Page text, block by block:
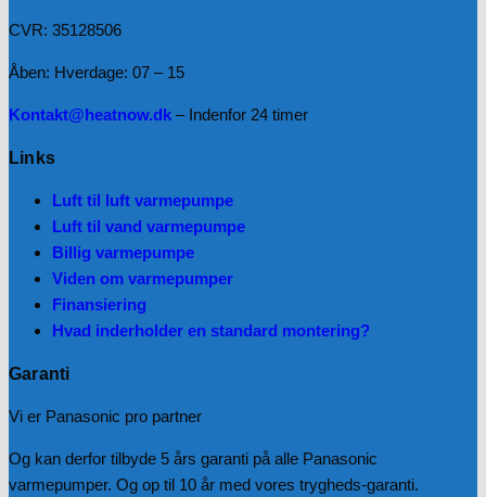
CVR: 35128506
Åben: Hverdage: 07 – 15
Kontakt@heatnow.dk – Indenfor 24 timer
Links
Luft til luft varmepumpe
Luft til vand varmepumpe
Billig varmepumpe
Viden om varmepumper
Finansiering
Hvad inderholder en standard montering?
Garanti
Vi er Panasonic pro partner
Og kan derfor tilbyde 5 års garanti på alle Panasonic
varmepumper. Og op til 10 år med vores trygheds-garanti.